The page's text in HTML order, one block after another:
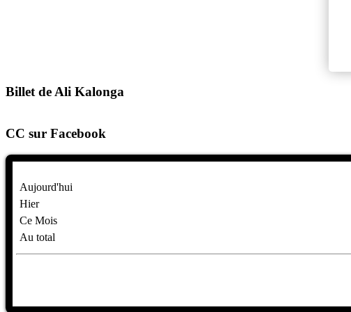
Billet de Ali Kalonga
CC sur Facebook
Aujourd'hui
Hier
Ce Mois
Au total